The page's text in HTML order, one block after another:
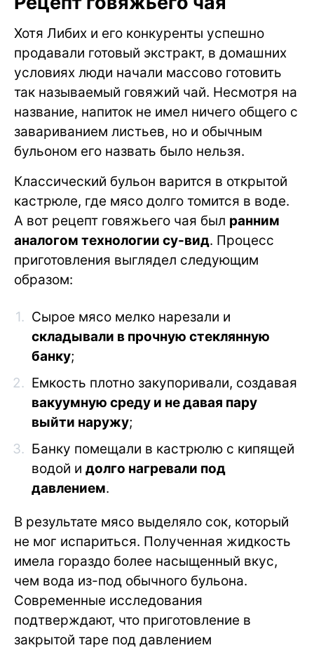
Хотя Либих и его конкуренты успешно
продавали готовый экстракт, в домашних
условиях люди начали массово готовить
так называемый говяжий чай. Несмотря на
название, напиток не имел ничего общего с
завариванием листьев, но и обычным
бульоном его назвать было нельзя.
Классический бульон варится в открытой
кастрюле, где мясо долго томится в воде.
А вот рецепт говяжьего чая был ранним
аналогом технологии су-вид. Процесс
приготовления выглядел следующим
образом:
Сырое мясо мелко нарезали и
складывали в прочную стеклянную
банку;
Емкость плотно закупоривали, создавая
вакуумную среду и не давая пару
выйти наружу;
Банку помещали в кастрюлю с кипящей
водой и долго нагревали под
давлением.
В результате мясо выделяло сок, который
не мог испариться. Полученная жидкость
имела гораздо более насыщенный вкус,
чем вода из-под обычного бульона.
Современные исследования
подтверждают, что приготовление в
закрытой таре под давлением